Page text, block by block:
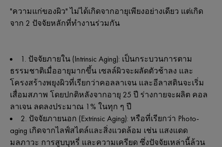
"ความแก่ของผิว" ไม่ได้เกิดจากอายุเพียงอย่างเดียว แต่เกิด
จาก 2 ปัจจัยหลักที่ทำงานร่วมกัน
1. ปัจจัยภายใน (Intrinsic Aging): เป็นกระบวนการตาม
ธรรมชาติเมื่ออายุมากขึ้น เซลล์ผิวจะผลัดตัวช้าลง และ
โครงสร้างพยุงผิวที่เรียกว่าคอลลาเจน และอีลาสตินจะเริ่ม
เสื่อมสภาพ โดยปกติหลังจากอายุ 25 ปี ร่างกายจะผลิต คอล
ลาเจน ลดลงประมาณ 1% ในทุก ๆ ปี
2. ปัจจัยภายนอก (Extrinsic Aging): หรือที่เรียกว่า Photo-
aging เกิดจากไลฟ์สไตล์และสิ่งแวดล้อม เช่น แสงแดด
มลภาวะ การสูบบุหรี่ และความเครียด ซึ่งปัจจัยเหล่านี้ล้วน